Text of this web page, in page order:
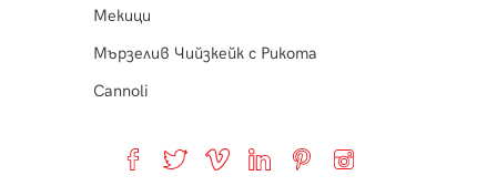
Мекици
Мързелив Чийзкейк с Рикота
Cannoli